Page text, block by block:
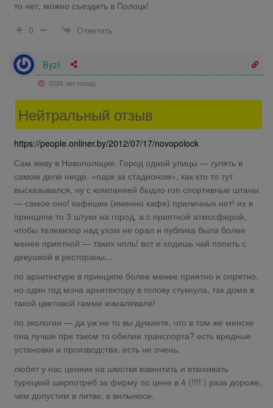
то нет, можно съездить в Полоцк!
0
Ответить
Byzl
2026 лет назад
Нейтральный отзыв
https://people.onliner.by/2012/07/17/novopolock
Сам живу в Новополоцке. Город одной улицы — гулять в
самом деле негде. «парк за стадионом», как кто то тут
высказывался, ну с компанией быдло гоп спортивные штаны
— самое оно! кафешек (именно кафе) приличных нет! их в
принципе то 3 штуки на город, а с приятной атмосферой,
чтобы телевизор над ухом не орал и публика была более
менее приятной — таких ноль! вот и ходишь чай попить с
девушкой в рестораны…
по архитектуре в принципе более менее приятно и опрятно.
но один год моча архитектору в голову стукнула, так дома в
такой цветовой гамме измалевали!
по экологии — да уж не то вы думаете, что в том же минске
она лучше при таком то обилии транспорта? есть вредные
установки и производства, есть не очень.
любят у нас ценник на шмотки взвинтить и втюхивать
турецкий ширпотреб за фирму по цене в 4 (!!!! ) раза дороже,
чем допустим в литве, в вильнюсе.